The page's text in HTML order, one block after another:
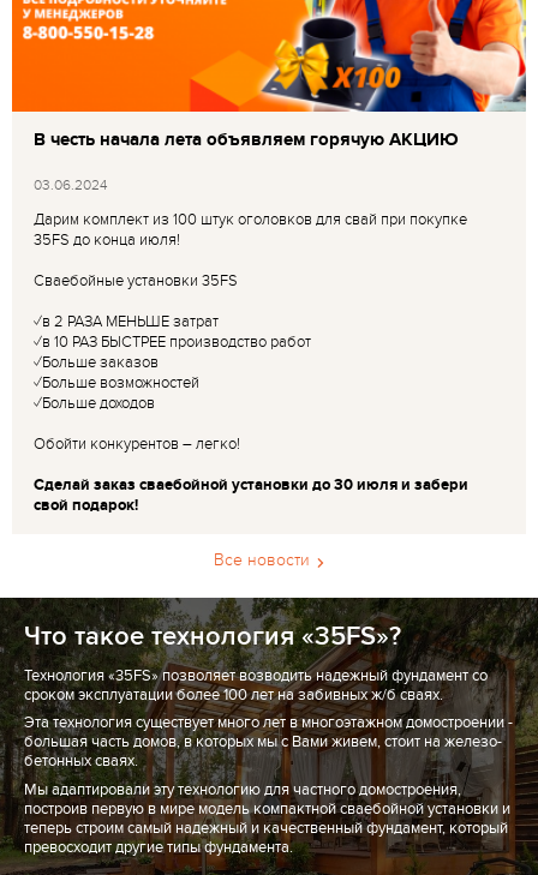
В честь начала лета объявляем горячую АКЦИЮ
03.06.2024
Дарим комплект из 100 штук оголовков для свай при покупке
35FS до конца июля!
Сваебойные установки 35FS
✓в 2 РАЗА МЕНЬШЕ затрат
✓в 10 РАЗ БЫСТРЕЕ производство работ
✓Больше заказов
✓Больше возможностей
✓Больше доходов
Обойти конкурентов – легко!
Сделай заказ сваебойной установки до 30 июля и забери
свой подарок!
Все новости
Что такое технология «35FS»?
Технология «35FS» позволяет возводить надежный фундамент со
сроком эксплуатации более 100 лет на забивных ж/б сваях.
Эта технология существует много лет в многоэтажном домостроении -
большая часть домов, в которых мы с Вами живем, стоит на железо-
бетонных сваях.
Мы адаптировали эту технологию для частного домостроения,
построив первую в мире модель компактной сваебойной установки и
теперь строим самый надежный и качественный фундамент, который
превосходит другие типы фундамента.